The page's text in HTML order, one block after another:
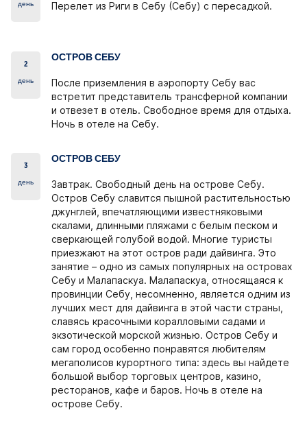
день Перелет из Риги в Себу (Себу) с пересадкой.
2
день
ОСТРОВ СЕБУ
После приземления в аэропорту Себу вас
встретит представитель трансферной компании
и отвезет в отель. Свободное время для отдыха.
Ночь в отеле на Себу.
3
день
ОСТРОВ СЕБУ
Завтрак. Свободный день на острове Себу.
Остров Себу славится пышной растительностью
джунглей, впечатляющими известняковыми
скалами, длинными пляжами с белым песком и
сверкающей голубой водой. Многие туристы
приезжают на этот остров ради дайвинга. Это
занятие – одно из самых популярных на островах
Себу и Малапаскуа. Малапаскуа, относящаяся к
провинции Себу, несомненно, является одним из
лучших мест для дайвинга в этой части страны,
славясь красочными коралловыми садами и
экзотической морской жизнью. Остров Себу и
сам город особенно понравятся любителям
мегаполисов курортного типа: здесь вы найдете
большой выбор торговых центров, казино,
ресторанов, кафе и баров. Ночь в отеле на
острове Себу.